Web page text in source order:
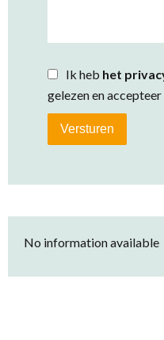
Ik heb het
gelezen en
Versturen
No information available